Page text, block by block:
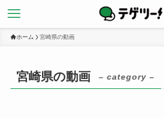
ホーム 宮崎県の動画
宮崎県の動画 – category –